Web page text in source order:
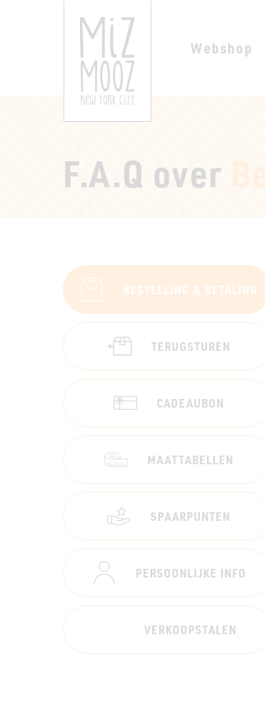
Webshop
F.A.Q over
BESTELLING & BETALING
TERUGSTUREN
CADEAUBON
MAATTABELLEN
SPAARPUNTEN
PERSOONLIJKE INFO
VERKOOPSTALEN